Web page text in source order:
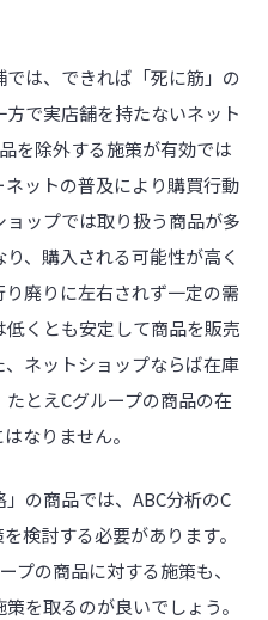
は、できれば「死に筋」の
で実店舗を持たないネット
を除外する施策が有効では
ットの普及により購買行動
ップでは取り扱う商品が多
、購入される可能性が高く
廃りに左右されず一定の需
くとも安定して商品を販売
ネットショップならば在庫
とえCグループの商品の在
なりません。
の商品では、ABC分析のC
検討する必要があります。
プの商品に対する施策も、
を取るのが良いでしょう。